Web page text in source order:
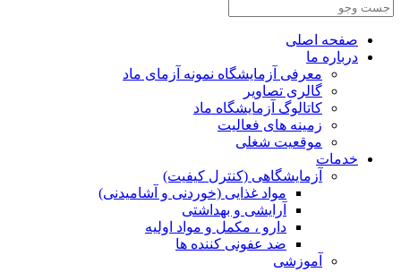
صفحه اصلی
درباره ما
معرفی آزمایشگاه نمونه آزمای ماد
گالری تصاویر
کاتالوگ آزمایشگاه ماد
زمینه های فعالیت
موقعیت شغلی
خدمات
آزمایشگاهی (کنترل کیفیت)
مواد غذایی (خوردنی و آشامیدنی)
آرایشی و بهداشتی
دارو ، مکمل و مواد اولیه
ضد عفونی کننده ها
آموزشی